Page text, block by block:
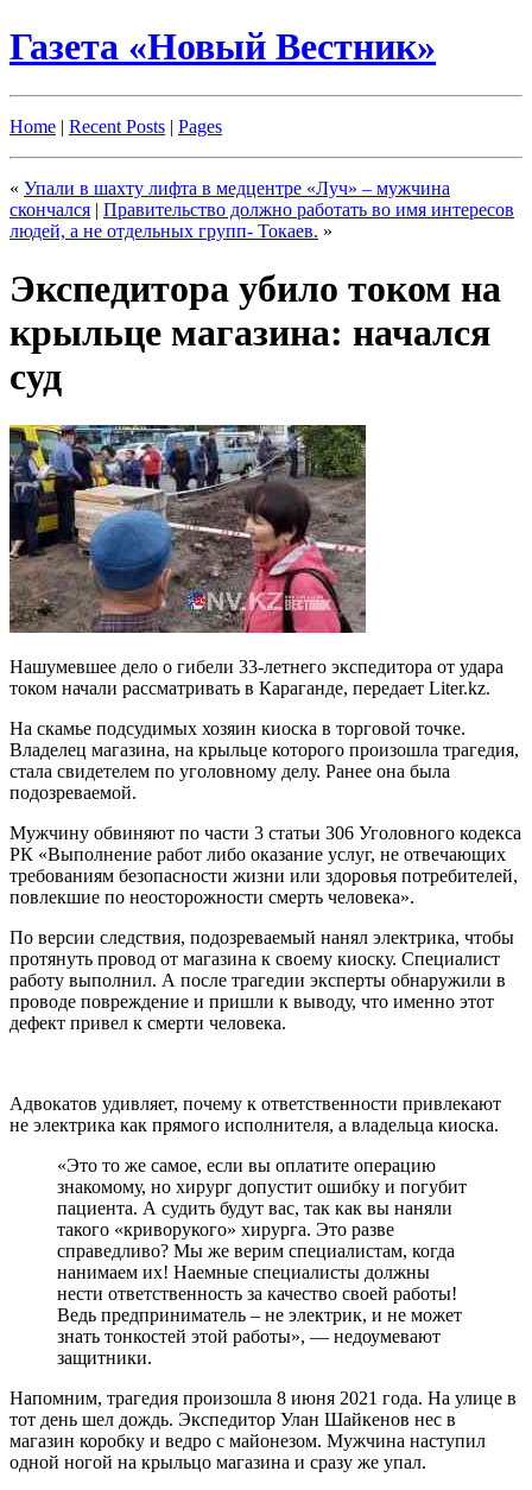
Газета «Новый Вестник»
Home | Recent Posts | Pages
« Упали в шахту лифта в медцентре «Луч» – мужчина
скончался | Правительство должно работать во имя интересов
людей, а не отдельных групп- Токаев. »
Экспедитора убило током на
крыльце магазина: начался
суд
Нашумевшее дело о гибели 33-летнего экспедитора от удара
током начали рассматривать в Караганде, передает Liter.kz.
На скамье подсудимых хозяин киоска в торговой точке.
Владелец магазина, на крыльце которого произошла трагедия,
стала свидетелем по уголовному делу. Ранее она была
подозреваемой.
Мужчину обвиняют по части 3 статьи 306 Уголовного кодекса
РК «Выполнение работ либо оказание услуг, не отвечающих
требованиям безопасности жизни или здоровья потребителей,
повлекшие по неосторожности смерть человека».
По версии следствия, подозреваемый нанял электрика, чтобы
протянуть провод от магазина к своему киоску. Специалист
работу выполнил. А после трагедии эксперты обнаружили в
проводе повреждение и пришли к выводу, что именно этот
дефект привел к смерти человека.
Адвокатов удивляет, почему к ответственности привлекают
не электрика как прямого исполнителя, а владельца киоска.
«Это то же самое, если вы оплатите операцию
знакомому, но хирург допустит ошибку и погубит
пациента. А судить будут вас, так как вы наняли
такого «криворукого» хирурга. Это разве
справедливо? Мы же верим специалистам, когда
нанимаем их! Наемные специалисты должны
нести ответственность за качество своей работы!
Ведь предприниматель – не электрик, и не может
знать тонкостей этой работы», — недоумевают
защитники.
Напомним, трагедия произошла 8 июня 2021 года. На улице в
тот день шел дождь. Экспедитор Улан Шайкенов нес в
магазин коробку и ведро с майонезом. Мужчина наступил
одной ногой на крыльцо магазина и сразу же упал.